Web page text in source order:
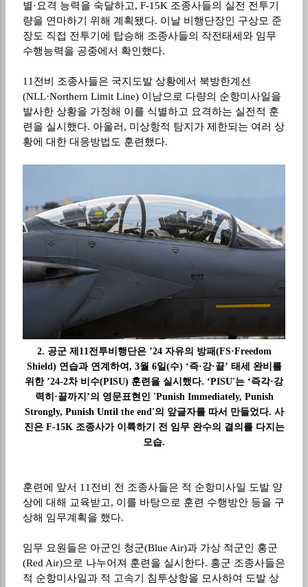
별·요격 능력을 숙달하고, F-15K 조종사들의 실전 전투기
량을 연마하기 위해 계획됐다. 이날 비행단장인 구상모 준
장도 직접 전투기에 탑승해 조종사들의 작전태세와 임무
수행능력을 공중에서 확인했다.
11 전비 조종사들은 국지도발 상황에서 북방한계선
(NLL·Northern Limit Line) 이남으로 다량의 순항미사일을
발사한 상황을 가정해 이를 식별하고 요격하는 실전적 훈
련을 실시했다. 아울러 , 미상항적 탐지가 제한되는 여러 상
황에 대한 대응방법도 훈련했다.
2. 공군 제11전투비행단은 ’24 자유의 방패(FS·Freedom
Shield) 연습과 연계하여, 3월 6일(수) ‘즉·강·끝’ 태세 완비를
위한 ’24-2차 비수(PISU) 훈련을 실시했다. ‘PISU'는 ‘즉각·강
력히·끝까지’의 영문표현인 'Punish Immediately, Punish
Strongly, Punish Until the end'의 앞글자를 따서 만들었다. 사
진은 F-15K 조종사가 이륙하기 전 임무 완수의 결의를 다지는
모습.
훈련에 앞서 11전비 전 조종사들은 적 순항미사일 도발 양
상에 대해 교육받고, 이를 바탕으로 훈련 수행방안 등을 구
상해 임무계획을 했다.
임무 요원들은 아군인 청군(Blue Air)과 가상 적군인 홍군
(Red Air)으로 나누어져 훈련을 실시한다. 홍군 조종사들은
적 순항미사일과 적 고속기 침투상항을 모사하여 도발 상